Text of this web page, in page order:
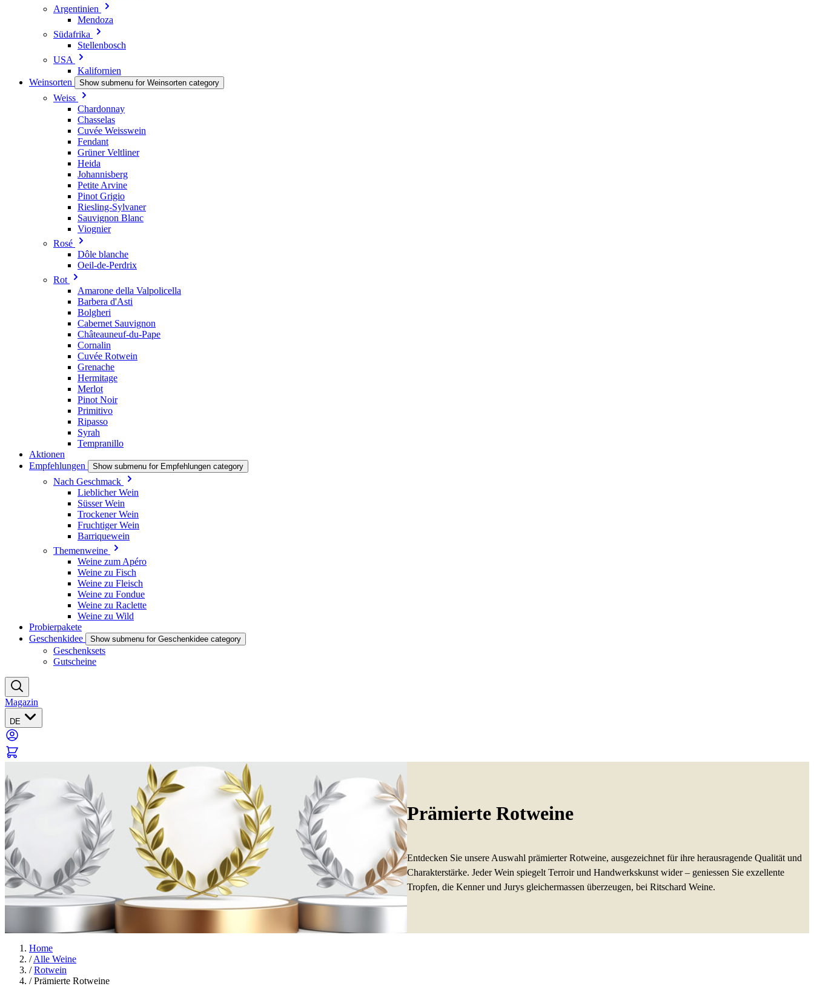
Argentinien
Mendoza
Südafrika
Stellenbosch
USA
Kalifornien
Weinsorten
Show submenu for Weinsorten category
Weiss
Chardonnay
Chasselas
Cuvée Weisswein
Fendant
Grüner Veltliner
Heida
Johannisberg
Petite Arvine
Pinot Grigio
Riesling-Sylvaner
Sauvignon Blanc
Viognier
Rosé
Dôle blanche
Oeil-de-Perdrix
Rot
Amarone della Valpolicella
Barbera d'Asti
Bolgheri
Cabernet Sauvignon
Châteauneuf-du-Pape
Cornalin
Cuvée Rotwein
Grenache
Hermitage
Merlot
Pinot Noir
Primitivo
Ripasso
Syrah
Tempranillo
Aktionen
Empfehlungen
Show submenu for Empfehlungen category
Nach Geschmack
Lieblicher Wein
Süsser Wein
Trockener Wein
Fruchtiger Wein
Barriquewein
Themenweine
Weine zum Apéro
Weine zu Fisch
Weine zu Fleisch
Weine zu Fondue
Weine zu Raclette
Weine zu Wild
Probierpakete
Geschenkidee
Show submenu for Geschenkidee category
Geschenksets
Gutscheine
Magazin
DE
Prämierte Rotweine
Entdecken Sie unsere Auswahl prämierter Rotweine, ausgezeichnet für ihre herausragende Qualität und
Charakterstärke. Jeder Wein spiegelt Terroir und Handwerkskunst wider – geniessen Sie exzellente
Tropfen, die Kenner und Jurys gleichermassen überzeugen, bei Ritschard Weine.
Home
/ Alle Weine
/ Rotwein
/ Prämierte Rotweine